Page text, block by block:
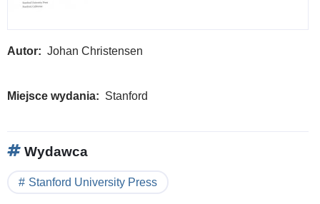
Autor Johan Christensen
Miejsce wydania Stanford
Wydawca
Stanford University Press